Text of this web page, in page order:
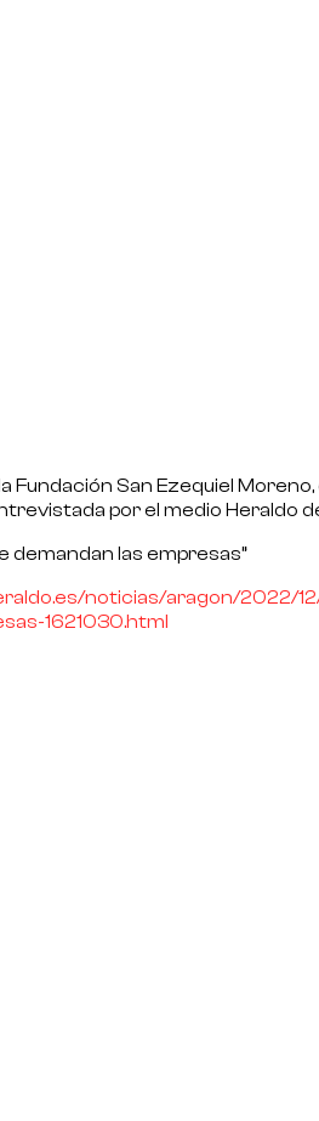
Fundación San Ezequiel Moreno
por el medio Heraldo
demandan las empresas”
noticias/aragon/2022/
1621030.html